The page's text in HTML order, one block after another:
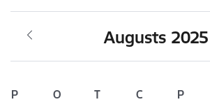
Augusts 2025
P O T C P